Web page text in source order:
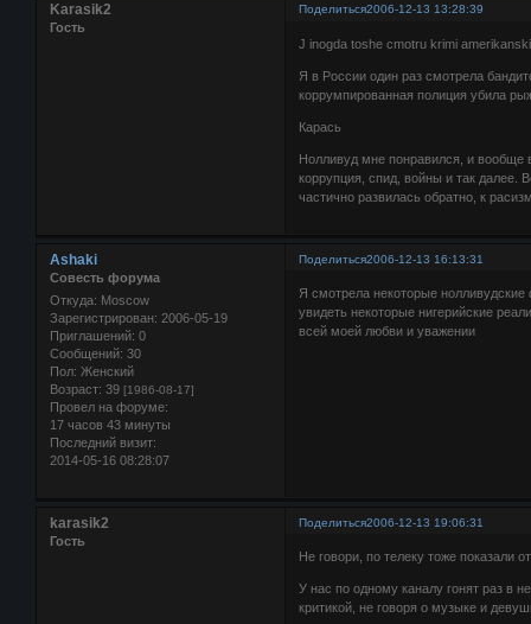
Поделиться2006-12-13 13:28:39
Karasik2
Гость
J inogda toshe cmotru krimi
Я в России один раз смотрела
коррумпированная полиция убила
Карась
Нолливуд мне понравился, и вообще
коррупция, спид, войны и так далее.
частично развилась обратно, к
Поделиться2006-12-13 16:13:31
Ashaki
Совесть форума
Откуда: Moscow
Зарегистрирован: 2006-05-19
Приглашений: 0
Сообщений: 30
Пол: Женский
Возраст: 39 [1986-08-17]
Провел на форуме:
17 часов 43 минуты
Последний визит:
2014-05-16 08:28:07
Я смотрела некоторые
увидеть некоторые нигерийские
всей моей любви и уважении
Поделиться2006-12-13 19:06:31
karasik2
Гость
Не говори, по телеку тоже показали
У нас по одному каналу гонят раз в
критикой, не говоря о музыке и